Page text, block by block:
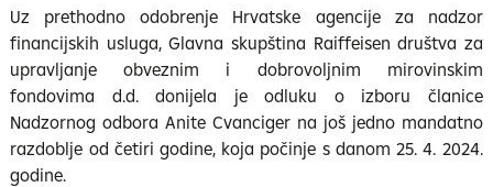
Uz prethodno odobrenje Hrvatske agencije za nadzor
financijskih usluga, Glavna skupština Raiffeisen društva za
upravljanje obveznim i dobrovoljnim mirovinskim
fondovima d.d. donijela je odluku o izboru članice
Nadzornog odbora Anite Cvanciger na još jedno mandatno
razdoblje od četiri godine, koja počinje s danom 25. 4. 2024.
godine.